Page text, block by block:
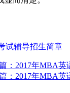
试辅导招生简章
： 2017年MBA英
： 2017年MBA英